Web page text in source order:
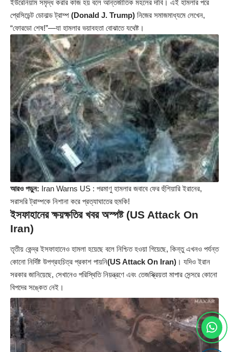
ইউরেনিয়াম সমৃদ্ধ করার কাজ হয় বলে আন্তর্জাতিক মহলের দাবি। এই হামলার পরে
প্রেসিডেন্ট ডোনাল্ড ট্রাম্প (Donald J. Trump) নিজের সমাজমাধ্যমে লেখেন,
“ফোরডো শেষ!”—যা হামলার ভয়াবহতা বোঝাতে যথেষ্ট।
আরও পড়ুন: Iran Warns US : পরমাণু হামলার জবাবে ফের হুঁশিয়ারি ইরানের,
সরাসরি ট্রাম্পকে নিশানা করে প্রত্যাঘাতের হুমকি!
ইসফাহানের ক্ষয়ক্ষতির খবর অস্পষ্ট (US Attack On
Iran)
তৃতীয় কেন্দ্র ইসফাহানেও হামলা হয়েছে বলে নিশ্চিত হওয়া গিয়েছে, কিন্তু এখনও পর্যন্ত
কোনো নির্দিষ্ট উপগ্রহচিত্র প্রকাশ পায়নি(US Attack On Iran) । যদিও ইরান
সরকার জানিয়েছে, সেখানেও পরিস্থিতি নিয়ন্ত্রণে এবং তেজস্ক্রিয়তা মাপার সেন্সরে কোনো
বিপদের সঙ্কেত নেই।